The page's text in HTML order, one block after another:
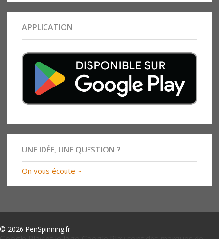
APPLICATION
UNE IDÉE, UNE QUESTION ?
On vous écoute ~
© 2026 PenSpinning.fr